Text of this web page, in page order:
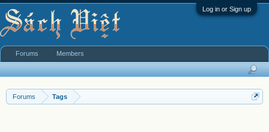
Log in or Sign up
Forums Tags
Forums Members